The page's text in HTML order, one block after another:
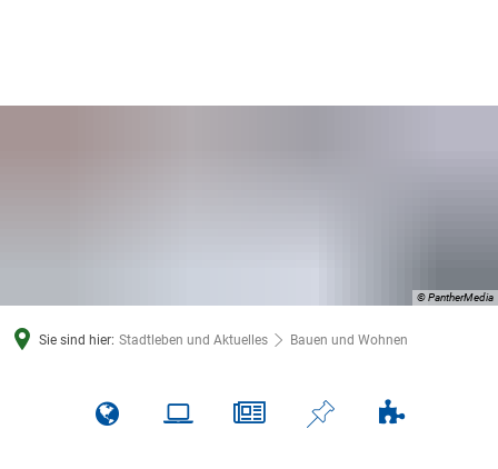
© PantherMedia
Sie sind hier: Stadtleben und Aktuelles Bauen und Wohnen